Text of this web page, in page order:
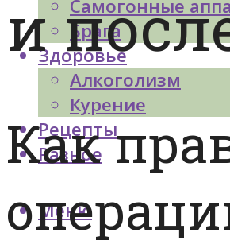
Самогонные
Брага
Здоровье
Алкоголизм
Курение
Рецепты
Разное
Меню
и
Как